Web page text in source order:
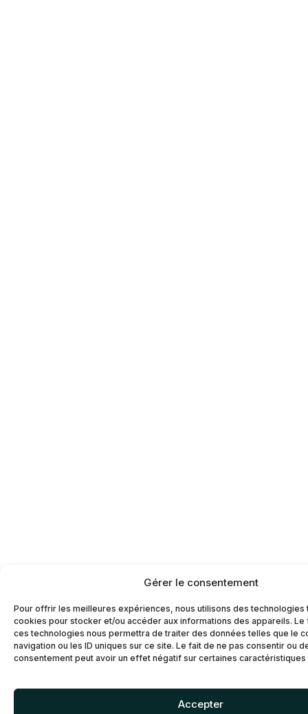
Gérer le consentement
Pour offrir les meilleures expériences, nous utilisons des technologies
cookies pour stocker et/ou accéder aux informations des appareils. Le
ces technologies nous permettra de traiter des données telles que le
navigation ou les ID uniques sur ce site. Le fait de ne pas consentir ou
consentement peut avoir un effet négatif sur certaines
Accepter